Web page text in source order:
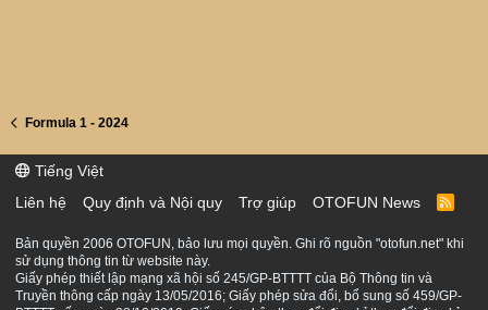
Formula 1 - 2024
Tiếng Việt
Liên hệ
Quy định và Nội quy Trợ giúp OTOFUN News
R
S
Bản quyền 2006 OTOFUN, bảo lưu mọi quyền. Ghi rõ nguồn "otofun.net" khi
sử dụng thông tin từ website này.
Giấy phép thiết lập mạng xã hội số 245/GP-BTTTT của Bộ Thông tin và
Truyền thông cấp ngày 13/05/2016; Giấy phép sửa đổi, bổ sung số 459/GP-